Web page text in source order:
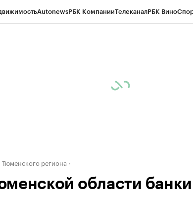
AutonewsРБК КомпанииТелеканалРБК Вино
региона
области